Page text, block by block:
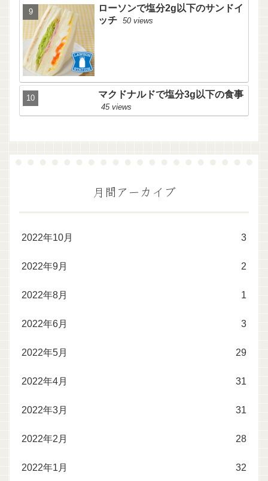
ローソンで塩分2g以下のサンドイ
ッチ 50 views
マクドナルドで塩分3g以下の食事
45 views
月間アーカイブ
2022年10月 3
2022年9月 2
2022年8月 1
2022年6月 3
2022年5月 29
2022年4月 31
2022年3月 31
2022年2月 28
2022年1月 32